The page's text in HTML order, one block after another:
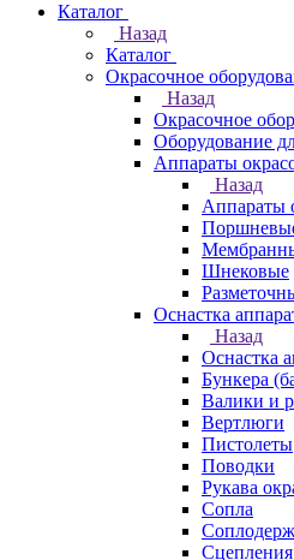
Каталог
Назад
Каталог
Окрасочное
Назад
Окрасочное
Оборудование
Аппараты
Назад
Аппараты
Шнековые
Оснастка
Назад
Оснастка
Бункера
Валики и
Вертлюги
Пистолеты
Поводки
Рукава
Сопла
Сцепления